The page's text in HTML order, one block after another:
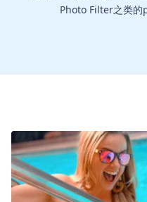
Photo Filter之类的